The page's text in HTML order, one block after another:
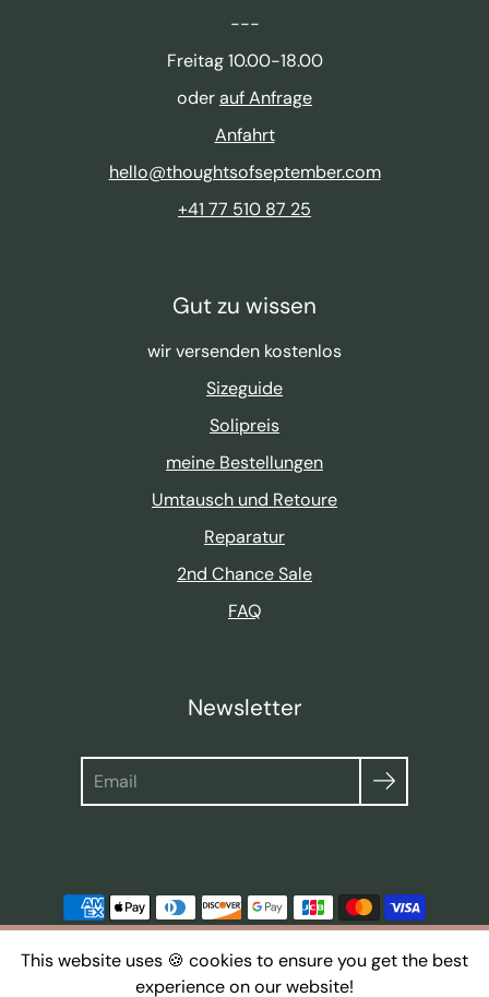
---
Freitag 10.00-18.00
oderauf Anfrage
Anfahrt
hello@thoughtsofseptember.com
+41 77 510 87 25
Gut zu wissen
wir versenden kostenlos
Sizeguide
Solipreis
meine Bestellungen
Umtausch und Retoure
Reparatur
2nd Chance Sale
FAQ
Newsletter
© 2026,thoughts of september
This website uses 🍪 cookies to ensure you get the best
experience on our website!